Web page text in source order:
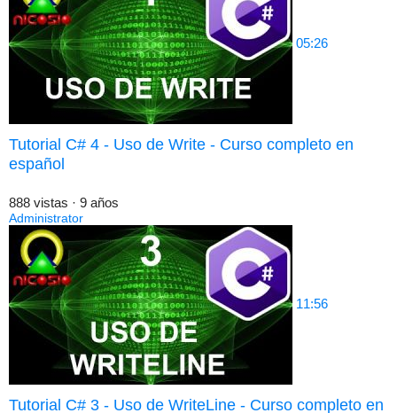
05:26
Tutorial C# 4 - Uso de Write - Curso completo en
español
888 vistas · 9 años
Administrator
11:56
Tutorial C# 3 - Uso de WriteLine - Curso completo en